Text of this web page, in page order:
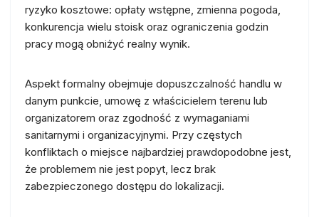
ryzyko kosztowe: opłaty wstępne, zmienna pogoda,
konkurencja wielu stoisk oraz ograniczenia godzin
pracy mogą obniżyć realny wynik.
Aspekt formalny obejmuje dopuszczalność handlu w
danym punkcie, umowę z właścicielem terenu lub
organizatorem oraz zgodność z wymaganiami
sanitarnymi i organizacyjnymi. Przy częstych
konfliktach o miejsce najbardziej prawdopodobne jest,
że problemem nie jest popyt, lecz brak
zabezpieczonego dostępu do lokalizacji.